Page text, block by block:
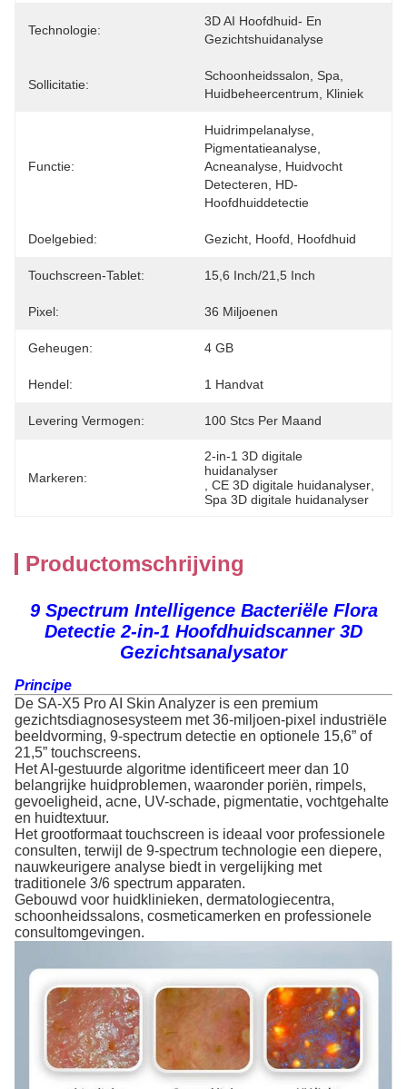
Technologie:
3D AI Hoofdhuid- En
Gezichtshuidanalyse
Sollicitatie:
Schoonheidssalon, Spa,
Huidbeheercentrum, Kliniek
Functie:
Huidrimpelanalyse,
Pigmentatieanalyse,
Acneanalyse, Huidvocht
Detecteren, HD-
Hoofdhuiddetectie
Doelgebied: Gezicht, Hoofd, Hoofdhuid
Touchscreen-Tablet: 15,6 Inch/21,5 Inch
Pixel: 36 Miljoenen
Geheugen: 4 GB
Hendel: 1 Handvat
Levering Vermogen: 100 Stcs Per Maand
Markeren:
2-in-1 3D digitale
huidanalyser
CE 3D digitale huidanalyser
Spa 3D digitale huidanalyser
Productomschrijving
9 Spectrum Intelligence Bacteriële Flora
Detectie 2-in-1 Hoofdhuidscanner 3D
Gezichtsanalysator
Principe
De SA-X5 Pro AI Skin Analyzer is een premium
gezichtsdiagnosesysteem met 36-miljoen-pixel industriële
beeldvorming, 9-spectrum detectie en optionele 15,6” of
21,5” touchscreens.
Het AI-gestuurde algoritme identificeert meer dan 10
belangrijke huidproblemen, waaronder poriën, rimpels,
gevoeligheid, acne, UV-schade, pigmentatie, vochtgehalte
en huidtextuur.
Het grootformaat touchscreen is ideaal voor professionele
consulten, terwijl de 9-spectrum technologie een diepere,
nauwkeurigere analyse biedt in vergelijking met
traditionele 3/6 spectrum apparaten.
Gebouwd voor huidklinieken, dermatologiecentra,
schoonheidssalons, cosmeticamerken en professionele
consultomgevingen.